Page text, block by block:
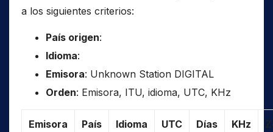
a los siguientes criterios:
País origen:
Idioma:
Emisora: Unknown Station DIGITAL
Orden: Emisora, ITU, idioma, UTC, KHz
Emisora País Idioma UTC Días KHz